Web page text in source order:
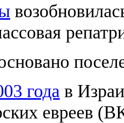
года в
евреев